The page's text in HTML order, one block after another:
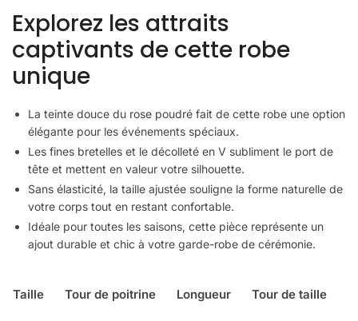
Explorez les attraits
captivants de cette robe
unique
La teinte douce du rose poudré fait de cette robe une option
élégante pour les événements spéciaux.
Les fines bretelles et le décolleté en V subliment le port de
tête et mettent en valeur votre silhouette.
Sans élasticité, la taille ajustée souligne la forme naturelle de
votre corps tout en restant confortable.
Idéale pour toutes les saisons, cette pièce représente un
ajout durable et chic à votre garde-robe de cérémonie.
Taille Tour de poitrine Longueur Tour de taille